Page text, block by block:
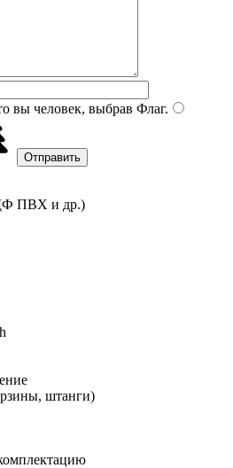
вы человек, выбрав Флаг.
ПВХ и др.)
штанги)